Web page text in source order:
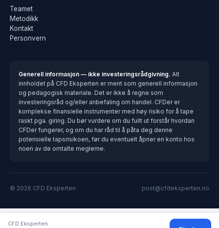
Teamet
Metodikk
Kontakt
Personvern
Generell informasjon — ikke investeringsrådgivning. Alt
innholdet på CFD Eksperten er ment som generell informasjon
og pedagogisk materiale. Det er ikke å regne som
investeringsråd og/eller anbefaling om handel. CFDer er
komplekse finansielle instrumenter med høy risiko for å tape
raskt pga. giring. Du bør vurdere om du fullt ut forstår hvordan
CFDer fungerer, og om du har råd til å påta deg denne
potensielle tapsrisikoen, før du eventuelt åpner en konto hos
noen av de omtalte meglerne.
© 2026 CFD Eksperten post@cfdeksperten.no
CFD Eksperten